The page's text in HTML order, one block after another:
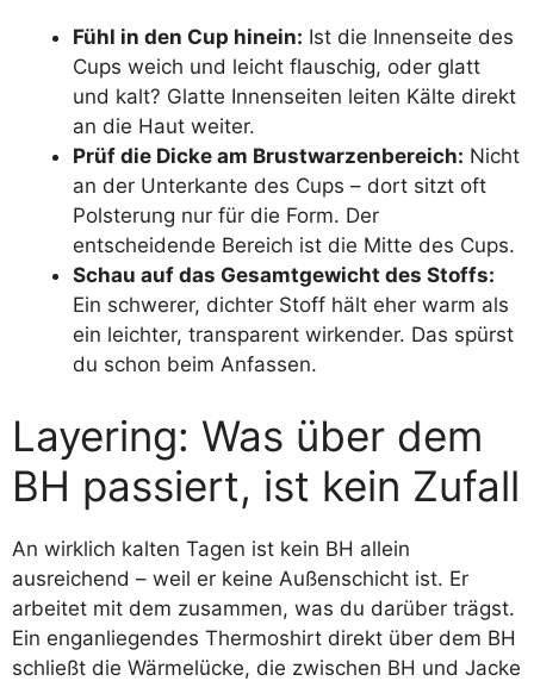
Fühl in den Cup hinein: Ist die Innenseite des
Cups weich und leicht flauschig, oder glatt
und kalt? Glatte Innenseiten leiten Kälte direkt
an die Haut weiter.
Prüf die Dicke am Brustwarzenbereich: Nicht
an der Unterkante des Cups – dort sitzt oft
Polsterung nur für die Form. Der
entscheidende Bereich ist die Mitte des Cups.
Schau auf das Gesamtgewicht des Stoffs:
Ein schwerer, dichter Stoff hält eher warm als
ein leichter, transparent wirkender. Das spürst
du schon beim Anfassen.
Layering: Was über dem
BH passiert, ist kein Zufall
An wirklich kalten Tagen ist kein BH allein
ausreichend – weil er keine Außenschicht ist. Er
arbeitet mit dem zusammen, was du darüber trägst.
Ein enganliegendes Thermoshirt direkt über dem BH
schließt die Wärmelücke, die zwischen BH und Jacke